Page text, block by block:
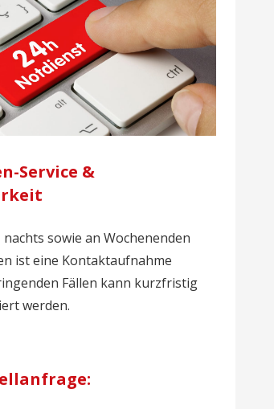
Service &
nachts sowie an Wochenenden
ist eine Kontaktaufnahme
Fällen kann kurzfristig
werden.